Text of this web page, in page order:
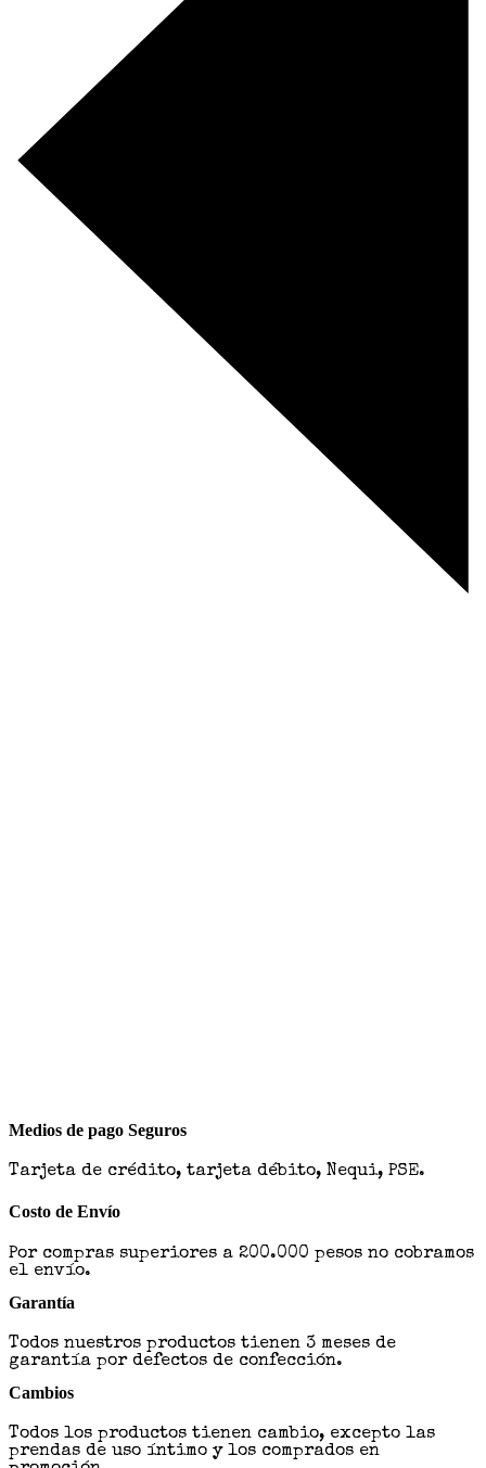
Medios de pago Seguros
Tarjeta de crédito, tarjeta débito, Nequi, PSE.
Costo de Envío
Por compras superiores a 200.000 pesos no cobramos
el envío.
Garantía
Todos nuestros productos tienen 3 meses de
garantía por defectos de confección.
Cambios
Todos los productos tienen cambio, excepto las
prendas de uso íntimo y los comprados en